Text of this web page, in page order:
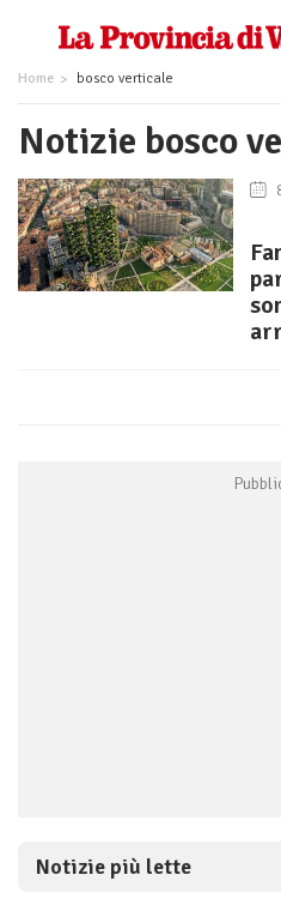
Home bosco verticale
Notizie bosco
Notizie più lette